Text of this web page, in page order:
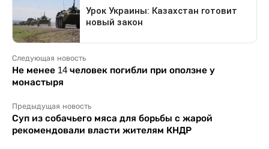
Следующая новость
Не менее 14 человек погибли при оползне у
монастыря
Предыдущая новость
Суп из собачьего мяса для борьбы с жарой
рекомендовали власти жителям КНДР